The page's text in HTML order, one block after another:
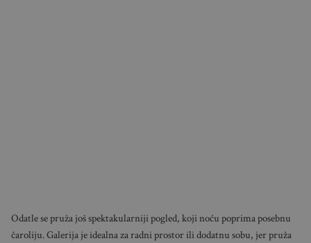
Odatle se pruža još spektakularniji pogled, koji noću poprima posebnu
čaroliju. Galerija je idealna za radni prostor ili dodatnu sobu, jer pruža